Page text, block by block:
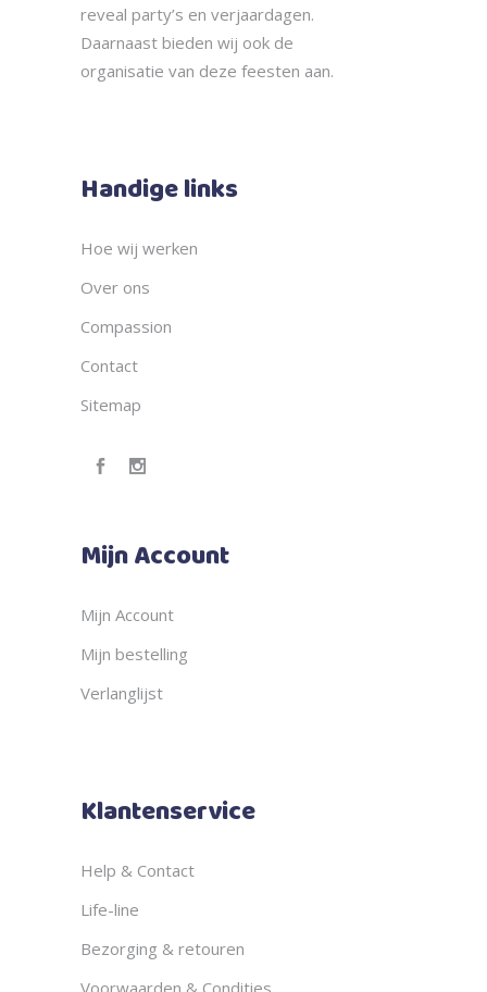
reveal party’s en verjaardagen.
Daarnaast bieden wij ook de
organisatie van deze feesten aan.
Handige links
Hoe wij werken
Over ons
Compassion
Contact
Sitemap
Mijn Account
Mijn Account
Mijn bestelling
Verlanglijst
Klantenservice
Help & Contact
Life-line
Bezorging & retouren
Voorwaarden & Condities